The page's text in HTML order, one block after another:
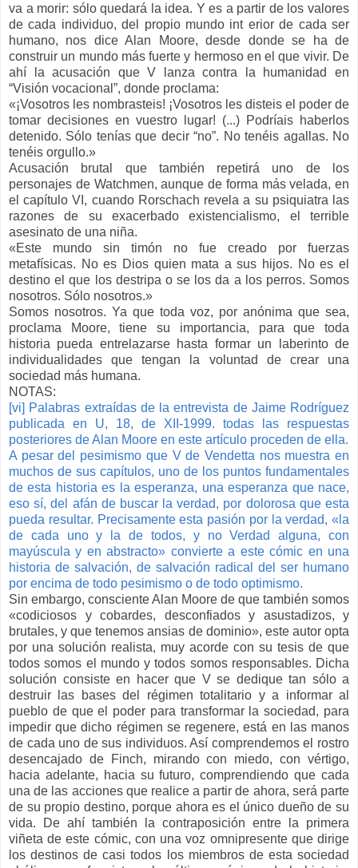
va a morir: sólo quedará la idea. Y es a partir de los valores
de cada individuo, del propio mundo int erior de cada ser
humano, nos dice Alan Moore, desde donde se ha de
construir un mundo más fuerte y hermoso en el que vivir. De
ahí la acusación que V lanza contra la humanidad en
“Visión vocacional”, donde proclama:
«¡Vosotros les nombrasteis! ¡Vosotros les disteis el poder de
tomar decisiones en vuestro lugar! (...) Podríais haberlos
detenido. Sólo tenías que decir “no”. No tenéis agallas. No
tenéis orgullo.»
Acusación brutal que también repetirá uno de los
personajes de Watchmen, aunque de forma más velada, en
el capítulo VI, cuando Rorschach revela a su psiquiatra las
razones de su exacerbado existencialismo, el terrible
asesinato de una niña.
«Este mundo sin timón no fue creado por fuerzas
metafísicas. No es Dios quien mata a sus hijos. No es el
destino el que los destripa o se los da a los perros. Somos
nosotros. Sólo nosotros.»
Somos nosotros. Ya que toda voz, por anónima que sea,
proclama Moore, tiene su importancia, para que toda
historia pueda entrelazarse hasta formar un laberinto de
individualidades que tengan la voluntad de crear una
sociedad más humana.
NOTAS:
[vi] Palabras extraídas de la entrevista de Jaime Rodríguez
publicada en U, 18, de XII-1999. todas las respuestas
posteriores de Alan Moore en este artículo proceden de ella.
A pesar del pesimismo que V de Vendetta nos muestra en
muchos de sus capítulos, uno de los puntos fundamentales
de esta historia es la esperanza, una esperanza que nace,
eso sí, del afán de buscar la verdad, por dolorosa que esta
pueda resultar. Precisamente esta pasión por la verdad, «la
de cada uno y la de todos, y no Verdad alguna, con
mayúscula y en abstracto» convierte a este cómic en una
historia de salvación, de salvación radical del ser humano
por encima de todo pesimismo o de todo optimismo.
Sin embargo, consciente Alan Moore de que también somos
«codiciosos y cobardes, desconfiados y asustadizos, y
brutales, y que tenemos ansias de dominio», este autor opta
por una solución realista, muy acorde con su tesis de que
todos somos el mundo y todos somos responsables. Dicha
solución consiste en hacer que V se dedique tan sólo a
destruir las bases del régimen totalitario y a informar al
pueblo de que el poder para transformar la sociedad, para
impedir que dicho régimen se regenere, está en las manos
de cada uno de sus individuos. Así comprendemos el rostro
desencajado de Finch, mirando con miedo, con vértigo,
hacia adelante, hacia su futuro, comprendiendo que cada
una de las acciones que realice a partir de ahora, será parte
de su propio destino, porque ahora es el único dueño de su
vida. De ahí también la contraposición entre la primera
viñeta de este cómic, con una voz omnipresente que dirige
los destinos de casi todos los miembros de esta sociedad